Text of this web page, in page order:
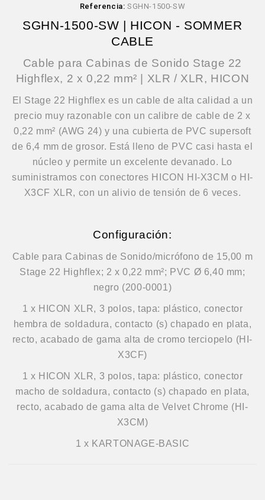
Referencia: SGHN-1500-SW
SGHN-1500-SW | HICON - SOMMER
CABLE
Cable para Cabinas de Sonido Stage 22
Highflex, 2 x 0,22 mm² | XLR / XLR, HICON
El Stage 22 Highflex es un cable de alta calidad a un
precio muy razonable con un calibre de cable de 2 x
0,22 mm² (AWG 24) y una cubierta de PVC supersoft
de 6,4 mm de grosor. Está lleno de PVC casi hasta el
núcleo y permite un excelente devanado. Lo
suministramos con conectores HICON HI-X3CM o HI-
X3CF XLR, con un alivio de tensión de 6 veces.
Configuración:
Cable para Cabinas de Sonido/micrófono de 15,00 m
Stage 22 Highflex; 2 x 0,22 mm²; PVC Ø 6,40 mm;
negro (200-0001)
1 x HICON XLR, 3 polos, tapa: plástico, conector
hembra de soldadura, contacto (s) chapado en plata,
recto, acabado de gama alta de cromo terciopelo (HI-
X3CF)
1 x HICON XLR, 3 polos, tapa: plástico, conector
macho de soldadura, contacto (s) chapado en plata,
recto, acabado de gama alta de Velvet Chrome (HI-
X3CM)
1 x KARTONAGE-BASIC